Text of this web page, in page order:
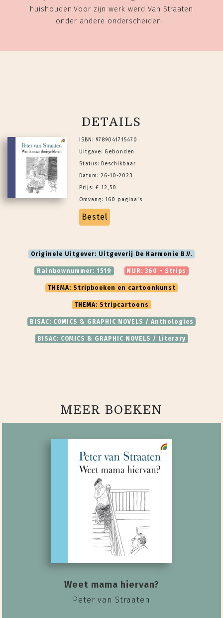
huishouden.Voor zijn werk werd Van Straaten
onder andere onderscheiden...
DETAILS
ISBN: 9789041715470
Uitgave: Gebonden
Status: Beschikbaar
Datum: 26-10-2023
Prijs: € 12,50
Omvang: 160 pagina's
Bestel
Originele Uitgever: Uitgeverij De Harmonie B.V.
Rainbownummer: 1519 NUR: 360 - Strips
THEMA: Stripboeken en cartoonkunst
THEMA: Stripcartoons
BISAC: COMICS & GRAPHIC NOVELS / Anthologies
BISAC: COMICS & GRAPHIC NOVELS / Literary
MEER BOEKEN
Weet mama hiervan?
Peter van Straaten